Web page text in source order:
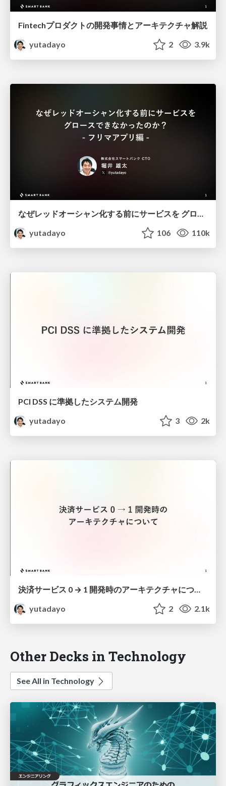
Fintechプロダクトの開発事情とアーキテクチャ解説
yutadayo
2 3.9k
yutadayo
106 110k
PCI DSS に準拠したシステム開発
yutadayo
3 2k
決済サービス 0 → 1 開発時のアーキテクチャについて / Start up × FinTech
yutadayo
2 2.1k
Other Decks in Technology
See All in Technology